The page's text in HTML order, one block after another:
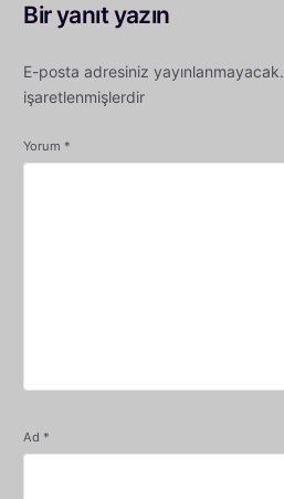
Bir yanıt yazın
E-posta adresiniz yayınlanmayacak.
işaretlenmişlerdir
Yorum *
Ad *